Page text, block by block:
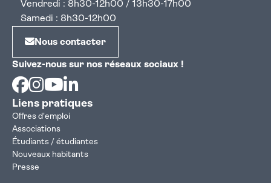
Vendredi : 8h30-12h00 / 13h30-17h00
Samedi : 8h30-12h00
Nous contacter
Suivez-nous sur nos réseaux sociaux !
Facebook
Instagram
Youtube
Liens pratiques
Offres d'emploi
Associations
Étudiants / étudiantes
Nouveaux habitants
Presse